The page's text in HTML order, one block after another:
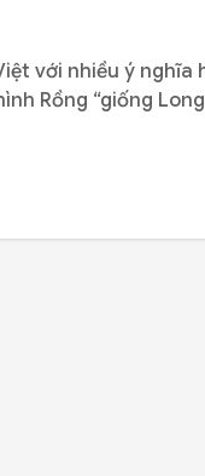
với nhiều ý nghĩa
Rồng “giống